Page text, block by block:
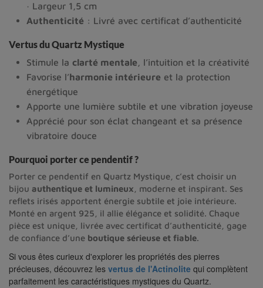
· Largeur 1,5 cm
Authenticité : Livré avec certificat d’authenticité
Vertus du Quartz Mystique
Stimule la clarté mentale , l’intuition et la créativité
Favorise l’harmonie intérieure et la protection
énergétique
Apporte une lumière subtile et une vibration joyeuse
Apprécié pour son éclat changeant et sa présence
vibratoire douce
Pourquoi porter ce pendentif ?
Porter ce pendentif en Quartz Mystique, c’est choisir un
bijou authentique et lumineux , moderne et inspirant. Ses
reflets irisés apportent énergie subtile et joie intérieure.
Monté en argent 925, il allie élégance et solidité. Chaque
pièce est unique, livrée avec certificat d’authenticité, gage
de confiance d’une boutique sérieuse et fiable.
Si vous êtes curieux d'explorer les propriétés des pierres
précieuses, découvrez les vertus de l'Actinolite qui complètent
parfaitement les caractéristiques mystiques du Quartz.